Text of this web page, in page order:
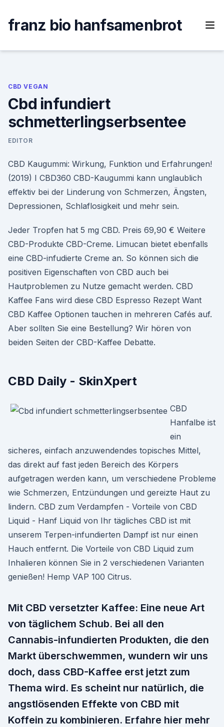
content
franz bio hanfsamenbrot
CBD VEGAN
Cbd infundiert
schmetterlingserbsentee
EDITOR
CBD Kaugummi: Wirkung, Funktion und Erfahrungen!
(2019) I CBD360 CBD-Kaugummi kann unglaublich
effektiv bei der Linderung von Schmerzen, Ängsten,
Depressionen, Schlaflosigkeit und mehr sein.
Jeder Tropfen hat 5 mg CBD. Preis 69,90 € Weitere
CBD-Produkte CBD-Creme. Limucan bietet ebenfalls
eine CBD-infudierte Creme an. So können sich die
positiven Eigenschaften von CBD auch bei
Hautproblemen zu Nutze gemacht werden. CBD
Kaffee Fans wird diese CBD Espresso Rezept Want
CBD Kaffee Optionen tauchen in mehreren Cafés auf.
Aber sollten Sie eine Bestellung? Wir hören von
beiden Seiten der CBD-Kaffee Debatte.
CBD Daily - SkinXpert
CBD
Hanfalbe ist
ein
sicheres, einfach anzuwendendes topisches Mittel,
das direkt auf fast jeden Bereich des Körpers
aufgetragen werden kann, um verschiedene Probleme
wie Schmerzen, Entzündungen und gereizte Haut zu
lindern. CBD zum Verdampfen - Vorteile von CBD
Liquid - Hanf Liquid von Ihr tägliches CBD ist mit
unserem Terpen-infundierten Dampf ist nur einen
Hauch entfernt. Die Vorteile von CBD Liquid zum
Inhalieren können Sie in 2 verschiedenen Varianten
genießen! Hemp VAP 100 Citrus.
Mit CBD versetzter Kaffee: Eine neue Art
von täglichem Schub. Bei all den
Cannabis-infundierten Produkten, die den
Markt überschwemmen, wundern wir uns
doch, dass CBD-Kaffee erst jetzt zum
Thema wird. Es scheint nur natürlich, die
angstlösenden Effekte von CBD mit
Koffein zu kombinieren. Erfahre hier mehr